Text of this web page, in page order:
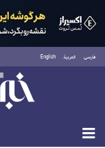
فارسی العربية English
پنجشنبه ۱۵ مرداد ۱۴۰۵